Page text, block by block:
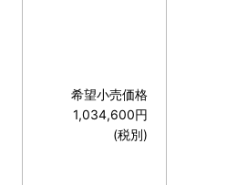
希望小売価格
1,034,600円
(税別)